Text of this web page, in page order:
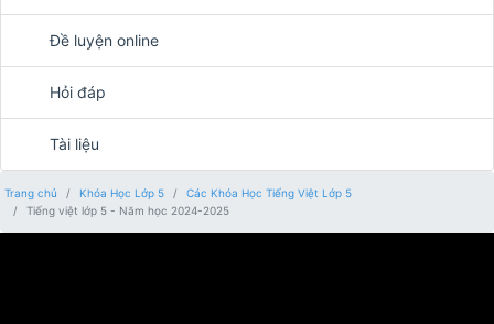
Đề luyện online
Hỏi đáp
Tài liệu
Trang chủ Khóa Học Lớp 5
Các Khóa Học Tiếng Việt Lớp 5
Tiếng việt lớp 5 - Năm học 2024-2025